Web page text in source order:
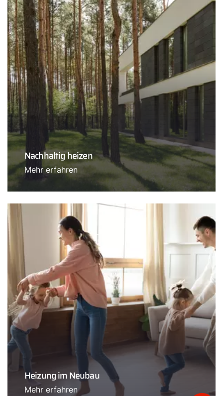
Nachhaltig heizen
Mehr erfahren
Heizung im Neubau
Mehr erfahren